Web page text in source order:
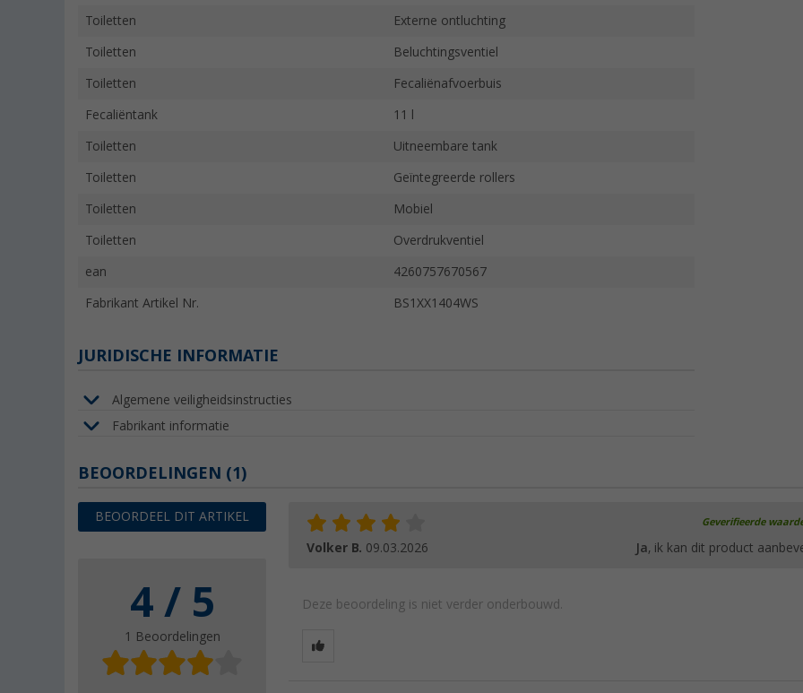
Toiletten Externe ontluchting
Toiletten Beluchtingsventiel
Toiletten Fecaliënafvoerbuis
Fecaliëntank 11 l
Toiletten Uitneembare tank
Toiletten Geïntegreerde rollers
Toiletten Mobiel
Toiletten Overdrukventiel
ean 4260757670567
Fabrikant Artikel Nr. BS1XX1404WS
JURIDISCHE INFORMATIE
Algemene veiligheidsinstructies
Fabrikant informatie
BEOORDELINGEN (1)
BEOORDEEL DIT ARTIKEL
4 / 5
1 Beoordelingen
Geverifieerde
Volker B. 09.03.2026 Ja, ik kan dit product
Deze beoordeling is niet verder onderbouwd.